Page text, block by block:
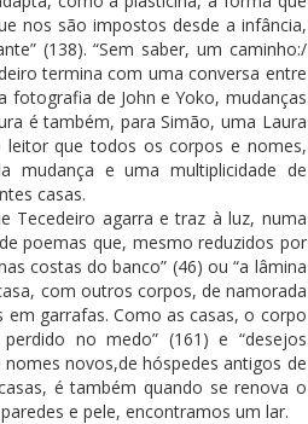
nos são impostos desde a infância,
(138). “Sem saber, um caminho:/
termina com uma conversa entre
fotografia de John e Yoko, mudanças
é também, para Simão, uma Laura
que todos os corpos e nomes,
mudança e uma multiplicidade de
casas.
Tecedeiro agarra e traz à luz, numa
poemas que, mesmo reduzidos por
costas do banco” (46) ou “a lâmina
com outros corpos, de namorada
garrafas. Como as casas, o corpo
no medo” (161) e “desejos
novos,de hóspedes antigos de
é também quando se renova o
e pele, encontramos um lar.